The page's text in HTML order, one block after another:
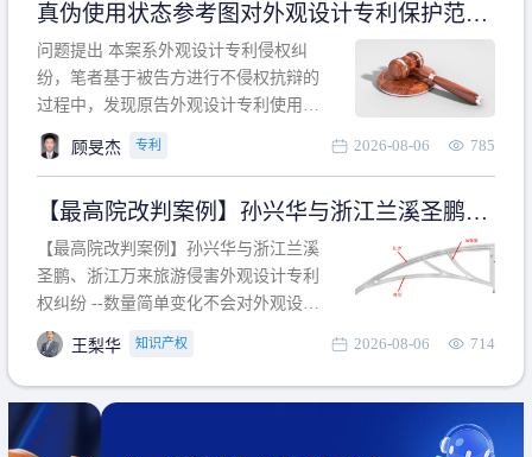
人数、活跃人数、市场占用率；（3）被
告主观因素：被告的主观恶意、是否明
知或应知、是否有
真伪使用状态参考图对外观设计专利保护范围
的影响
问题提出 本案系外观设计专利侵权纠
纷，笔者基于被告方进行不侵权抗辩的
过程中，发现原告外观设计专利使用状
态参考图中的外观设计与被告涉案商品
的视觉效果存在显著区别。故就使用状
保护范围确定进行了研究，将办案体会
与研究过程记录如下： 简要结论： 笔者
提出使用状态参考图应以
顾旻杰 专利 2026-08-06 785
【最高院改判案例】孙兴华与浙江兰溪圣鹏、
浙江万来旅游侵害外观设计专利权纠纷
【最高院改判案例】孙兴华与浙江兰溪
圣鹏、浙江万来旅游侵害外观设计专利
权纠纷 --数量简单变化不会对外观设计
产生视觉影响，及现有设计抗辩与专利
无效再审改判可以执行回转 【承办律
师】 王梨华 浙江杭知桥律师事务所 【案
由】 侵害外观设计专利权纠纷 【案号索
王梨华 知识产权 2026-08-06 714